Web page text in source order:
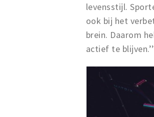
levensstijl.
ook bij het
brein. Daarom
actief te blijven.’’